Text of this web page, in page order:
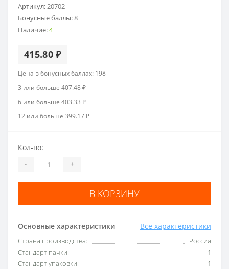
Артикул:20702
Бонусные баллы:8
Наличие:4
415.80 ₽
Цена в бонусных баллах: 198
3 или больше 407.48 ₽
6 или больше 403.33 ₽
12 или больше 399.17 ₽
Основные характеристики Все характеристики
Страна производства:
Россия
Стандарт пачки:
1
Стандарт упаковки:
1
Кол-во:
- +
В КОРЗИНУ